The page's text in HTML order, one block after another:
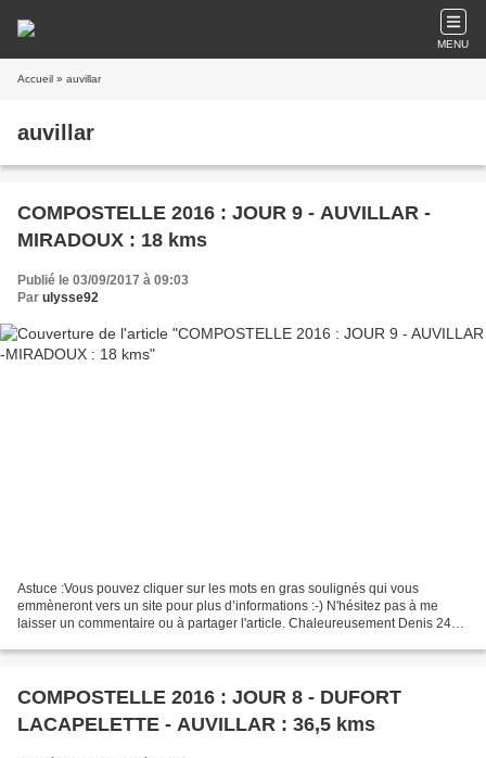
MENU
Accueil » auvillar
auvillar
COMPOSTELLE 2016 : JOUR 9 - AUVILLAR -
MIRADOUX : 18 kms
Publié le 03/09/2017 à 09:03
Par ulysse92
Astuce :Vous pouvez cliquer sur les mots en gras soulignés qui vous
emmèneront vers un site pour plus d’informations :-) N'hésitez pas à me
laisser un commentaire ou à partager l'article. Chaleureusement Denis 24
COMPOSTELLE 2016 : JOUR 8 - DUFORT
LACAPELETTE - AUVILLAR : 36,5 kms